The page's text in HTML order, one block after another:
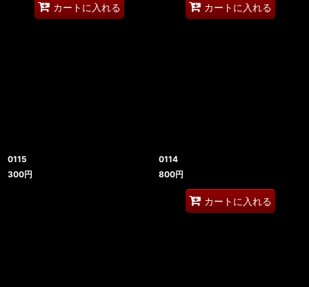
カートに入れる カートに入れる
0115
300円
0114
800円
カートに入れる